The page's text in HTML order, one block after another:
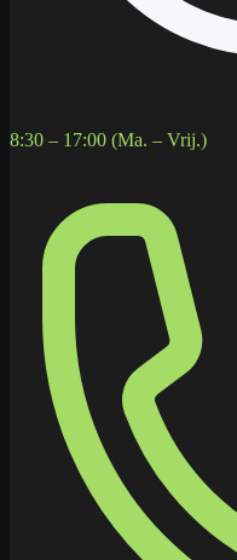
8:30 – 17:00 (Ma. – Vrij.)